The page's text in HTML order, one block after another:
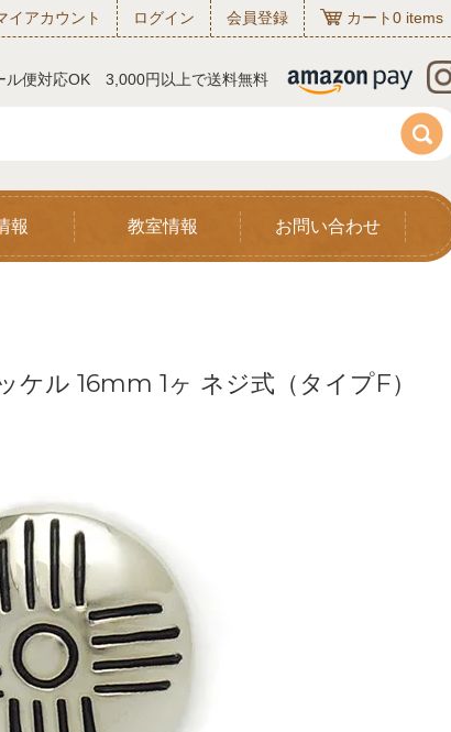
イアカウント ログイン 会員登録 カート0 items
ル便対応OK 3,000円以上で送料無料
報 教室情報 お問い合わせ
ル 16mm 1ヶ ネジ式（タイプF）